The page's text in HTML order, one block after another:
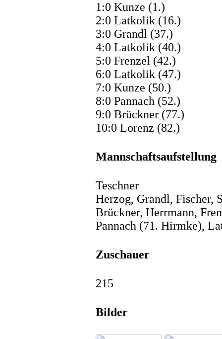
1:0 Kunze (1.)
2:0 Latkolik (16.)
3:0 Grandl (37.)
4:0 Latkolik (40.)
5:0 Frenzel (42.)
6:0 Latkolik (47.)
7:0 Kunze (50.)
8:0 Pannach (52.)
9:0 Brückner (77.)
10:0 Lorenz (82.)
Mannschaftsaufstellung
Teschner
Herzog, Grandl, Fischer,
Brückner, Herrmann,
Pannach (71. Hirmke),
Zuschauer
215
Bilder